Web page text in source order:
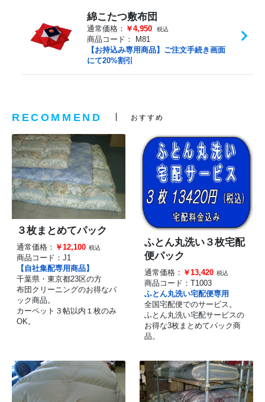
綿こたつ敷布団
通常価格： ￥4,950 税込
商品コード： M81
【お持込み専用商品】ご注文手続き画面
にて20%割引
RECOMMEND おすすめ
３枚まとめてパック
通常価格： ￥12,100 税込
商品コード： J1
【自社集配専用商品】
千葉県・東京都23区の方
布団クリーニングのお得なパ
ック商品。
カーペット３帖以内１枚のみ
OK。
ふとん丸洗い３枚宅配
便パック
通常価格： ￥13,420 税込
商品コード： T1003
ふとん丸洗い宅配便専用
全国宅配便でのサービス。
ふとん丸洗い宅配サービスの
お得な3枚まとめてパック商
品。